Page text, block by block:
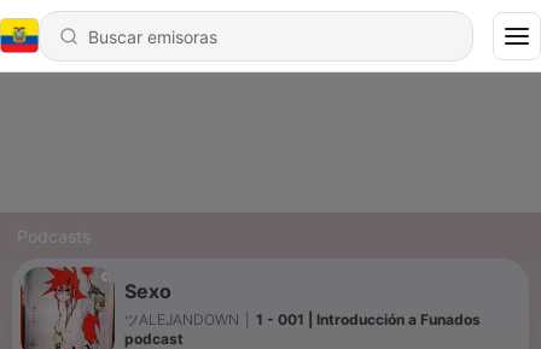
Podcasts
Sexo
ツALEJANDOWN
1 - 001 | Introducción a Funados
podcast